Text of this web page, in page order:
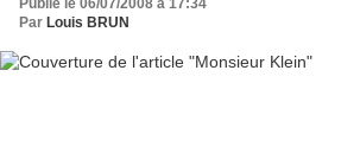
Publié le 06/07/2008 à 17:34
Par Louis BRUN